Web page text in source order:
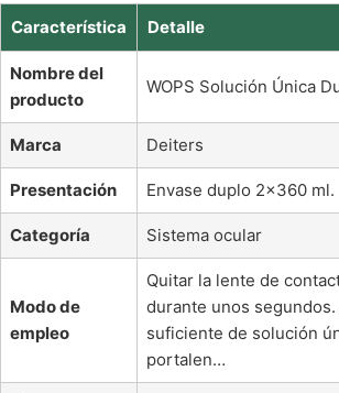
Característica Detalle
Nombre del
producto
WOPS Solución Única
Marca Deiters
Presentación Envase duplo 2×360 ml.
Categoría Sistema ocular
Modo de
empleo
Quitar la lente de
durante unos
suficiente de solución
portalen…